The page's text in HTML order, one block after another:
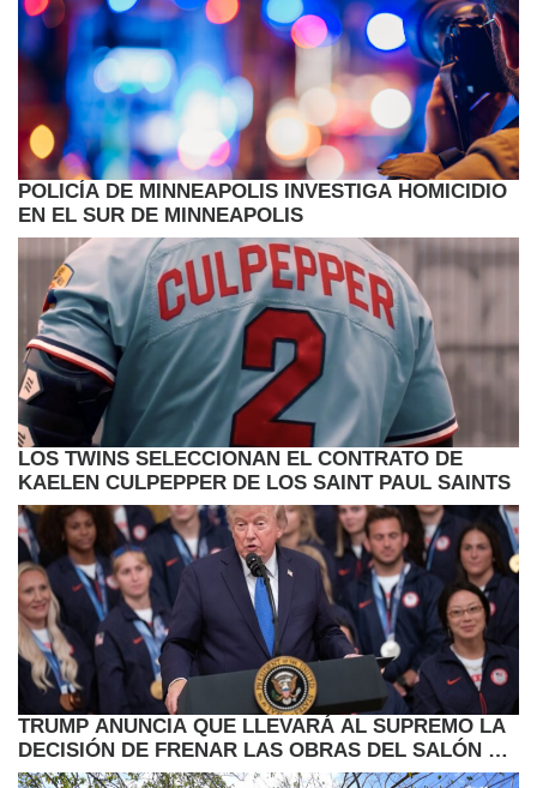
POLICÍA DE MINNEAPOLIS INVESTIGA HOMICIDIO
EN EL SUR DE MINNEAPOLIS
LOS TWINS SELECCIONAN EL CONTRATO DE
KAELEN CULPEPPER DE LOS SAINT PAUL SAINTS
TRUMP ANUNCIA QUE LLEVARÁ AL SUPREMO LA
DECISIÓN DE FRENAR LAS OBRAS DEL SALÓN DE
BAILE